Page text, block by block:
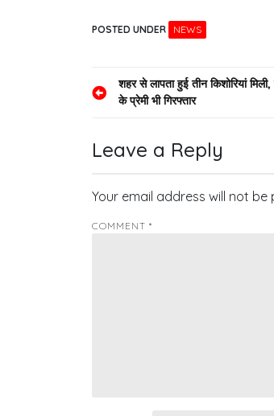
POSTED UNDER NEWS
Postशहर से लापता हुई तीन किशोरियां
के प्रेमी भी गिरफ्तार
Leave a Reply
Your email address will not be
COMMENT *